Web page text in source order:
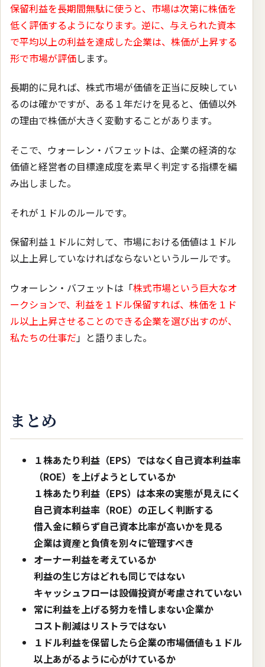
保留利益を長期間無駄に使うと、市場は次第に株価を
低く評価するようになります。逆に、与えられた資本
で平均以上の利益を達成した企業は、株価が上昇する
形で市場が評価します。
長期的に見れば、株式市場が価値を正当に反映してい
るのは確かですが、ある１年だけを見ると、価値以外
の理由で株価が大きく変動することがあります。
そこで、ウォーレン・バフェットは、企業の経済的な
価値と経営者の目標達成度を素早く判定する指標を編
み出しました。
それが１ドルのルールです。
保留利益１ドルに対して、市場における価値は１ドル
以上上昇していなければならないというルールです。
ウォーレン・バフェットは「株式市場という巨大なオ
ークションで、利益を１ドル保留すれば、株価を１ド
ル以上上昇させることのできる企業を選び出すのが、
私たちの仕事だ 」と語りました。
まとめ
１株あたり利益（EPS）ではなく自己資本利益率
（ROE）を上げようとしているか
１株あたり利益（EPS）は本来の実態が見えにく
自己資本利益率（ROE）の正しく判断する
借入金に頼らず自己資本比率が高いかを見る
企業は資産と負債を別々に管理すべき
オーナー利益を考えているか
利益の生じ方はどれも同じではない
キャッシュフローは設備投資が考慮されていない
常に利益を上げる努力を惜しまない企業か
コスト削減はリストラではない
１ドル利益を保留したら企業の市場価値も１ドル
以上あがるように心がけているか